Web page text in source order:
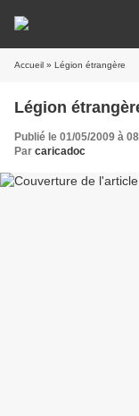
Accueil » Légion étrangère
Légion
Publié le 01/05/2009 à
Par caricadoc